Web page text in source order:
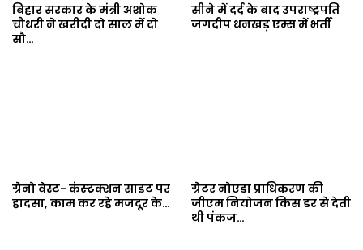
बिहार सरकार के मंत्री अशोक
चौधरी ने खरीदी दो साल में दो
सौ…
सीने में दर्द के बाद उपराष्ट्रपति
जगदीप धनखड़ एम्स में भर्ती
ग्रेनो वेस्ट- कंस्ट्रक्शन साइट पर
हादसा, काम कर रहे मजदूर के…
ग्रेटर नोएडा प्राधिकरण की
जीएम नियोजन किस डर से देती
थी पंकज…